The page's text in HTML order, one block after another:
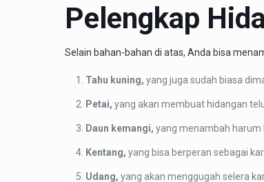
Pelengkap
Selain bahan-bahan di atas, Anda bisa
Tahu kuning, yang juga sudah biasa
Petai, yang akan membuat hidangan
Daun kemangi, yang menambah harum
Kentang, yang bisa berperan sebagai
Udang, yang akan menggugah selera